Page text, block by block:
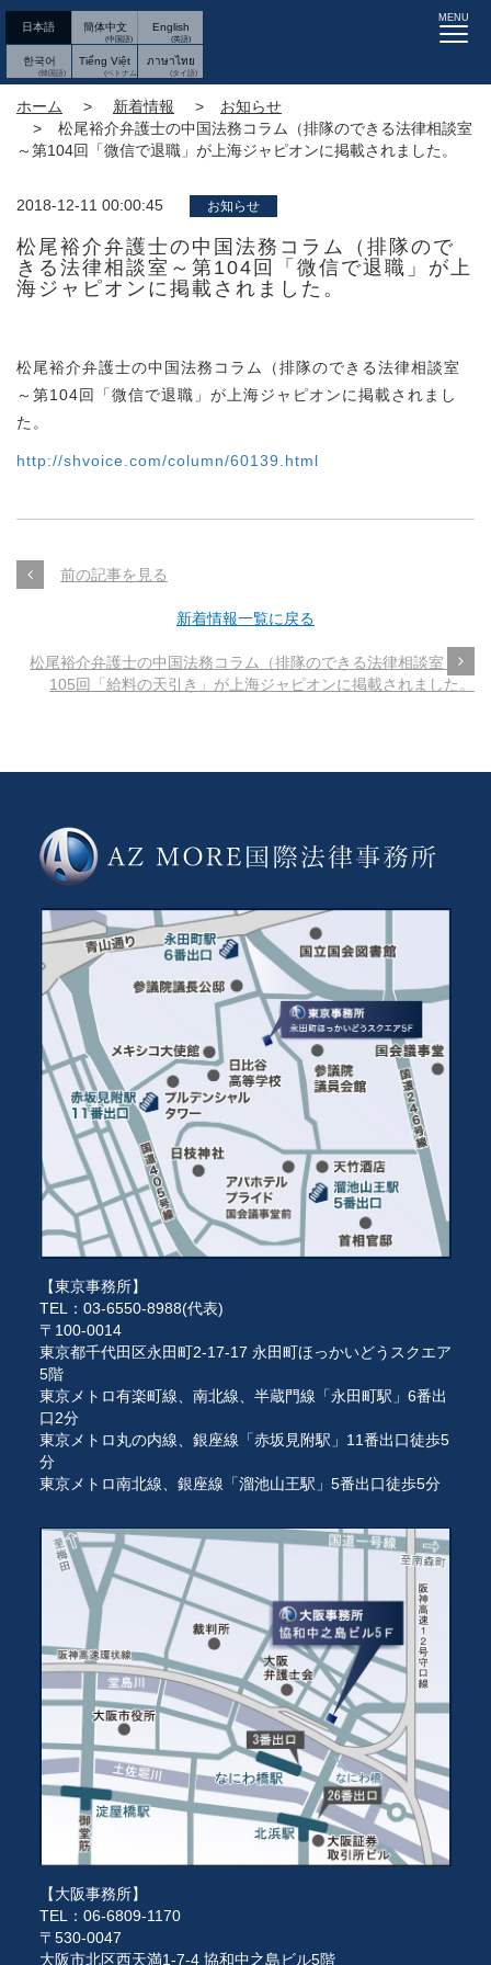
日本語 簡体中文 English
한국어 Tiếng Việt ภาษาไทย
MENU
ホーム 新着情報
お知らせ
松尾裕介弁護士の中国法務コラム（排隊のできる法律相談室
～第104回「微信で退職」が上海ジャピオンに掲載されました。
2018-12-11 00:00:45 お知らせ
松尾裕介弁護士の中国法務コラム（排隊ので
きる法律相談室～第104回「微信で退職」が上
海ジャピオンに掲載されました。
松尾裕介弁護士の中国法務コラム（排隊のできる法律相談室
～第104回「微信で退職」が上海ジャピオンに掲載されまし
た。
http://shvoice.com/column/60139.html
前の記事を見る
新着情報一覧に戻る
松尾裕介弁護士の中国法務コラム（排隊のできる法律相談室～第
105回「給料の天引き」が上海ジャピオンに掲載されました。
【東京事務所】
TEL：03-6550-8988(代表)
〒100-0014
東京都千代田区永田町2-17-17 永田町ほっかいどうスクエア
5階
東京メトロ有楽町線、南北線、半蔵門線「永田町駅」6番出
口2分
東京メトロ丸の内線、銀座線「赤坂見附駅」11番出口徒歩5
分
東京メトロ南北線、銀座線「溜池山王駅」5番出口徒歩5分
【大阪事務所】
TEL：06-6809-1170
〒530-0047
大阪市北区西天満1-7-4 協和中之島ビル5階